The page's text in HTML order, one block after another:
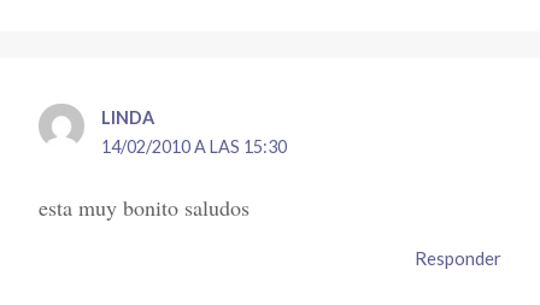
LINDA
14/02/2010 A LAS 15:30
esta muy bonito saludos
Responder